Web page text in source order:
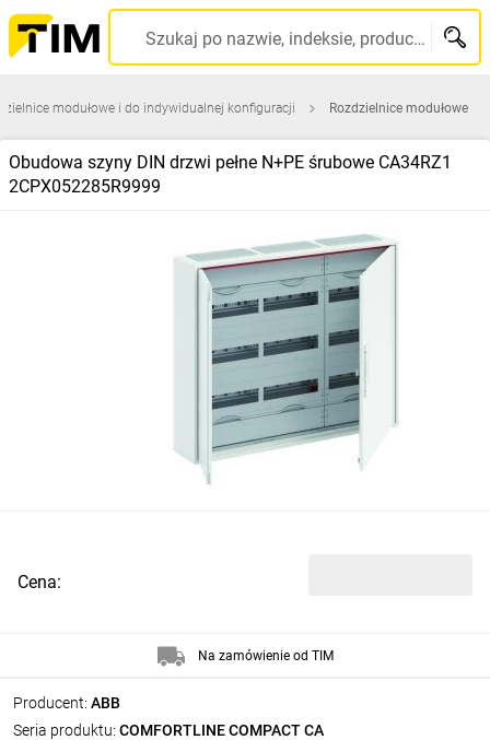
Szukaj po nazwie, indeksie, producencie, kodzie kreskowym...
modułowe i do indywidualnej konfiguracji Rozdzielnice modułowe
Obudowa szyny DIN drzwi pełne N+PE śrubowe CA34RZ1
2CPX052285R9999
Producent: ABB
Seria produktu: COMFORTLINE COMPACT CA
Cena:
Na zamówienie od TIM